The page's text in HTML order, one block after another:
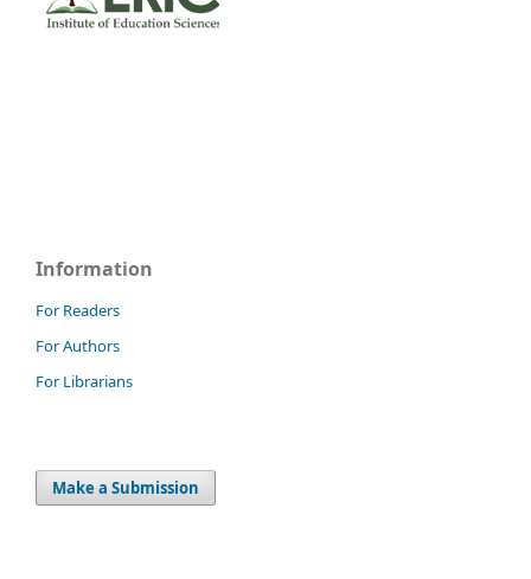
Information
For Readers
For Authors
For Librarians
Make a Submission